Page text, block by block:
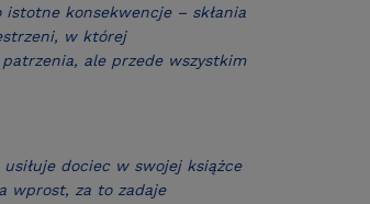
konsekwencje – skłania
w której
ale przede wszystkim
dociec w swojej książce
wprost, za to zadaje